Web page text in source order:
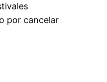
por cancelar